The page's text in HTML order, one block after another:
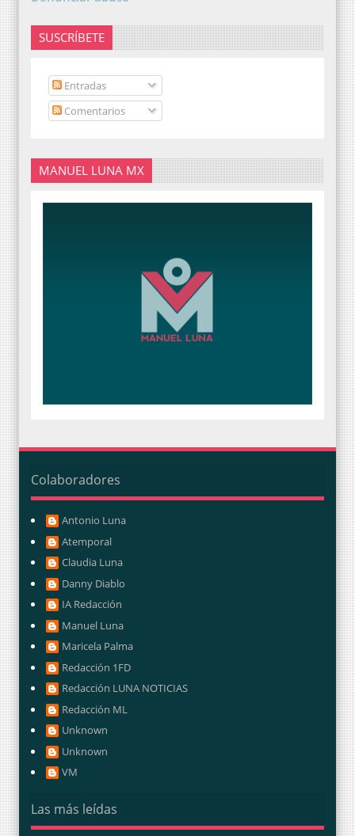
SUSCRÍBETE
Entradas
Comentarios
MANUEL LUNA MX
Colaboradores
Antonio Luna
Atemporal
Claudia Luna
Danny Diablo
IA Redacción
Manuel Luna
Maricela Palma
Redacción 1FD
Redacción LUNA NOTICIAS
Redacción ML
Unknown
Unknown
VM
Las más leídas